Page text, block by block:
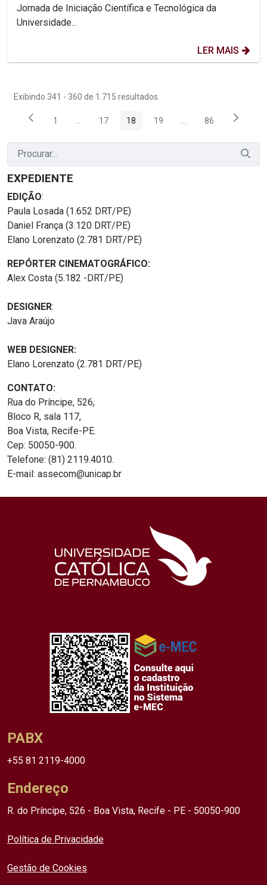
Jornada de Iniciação Científica e Tecnológica da
Universidade...
LER MAIS
Exibindo 341 - 360 de 1.715 resultados.
Página
1 Páginas intermediárias Usar ABA para navegar.
Página
17 Página
18 Página
19 PáginasPágina
86
EXPEDIENTE
EDIÇÃO:
Paula Losada (1.652 DRT/PE)
Daniel França (3.120 DRT/PE)
Elano Lorenzato (2.781 DRT/PE)
REPÓRTER CINEMATOGRÁFICO:
Alex Costa (5.182 -DRT/PE)
DESIGNER:
Java Araújo
WEB DESIGNER:
Elano Lorenzato (2.781 DRT/PE)
CONTATO:
Rua do Príncipe, 526,
Bloco R, sala 117,
Boa Vista, Recife-PE.
Cep: 50050-900.
Telefone: (81) 2119.4010.
E-mail: assecom@unicap.br
PABX
+55 81 2119-4000
Endereço
R. do Príncipe, 526 - Boa Vista, Recife - PE - 50050-900
Política de Privacidade
Gestão de Cookies